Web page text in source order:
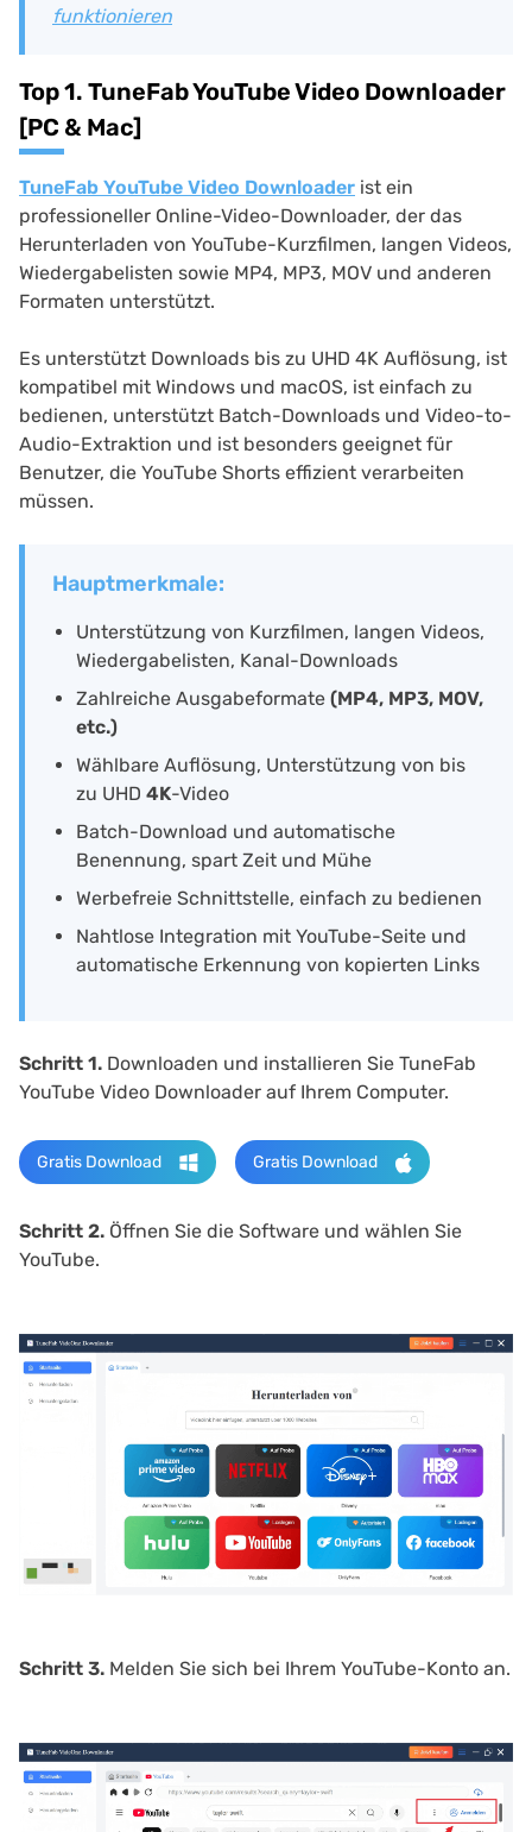
funktionieren
Top 1. TuneFab YouTube Video Downloader
[PC & Mac]
TuneFab YouTube Video Downloader ist ein
professioneller Online-Video-Downloader, der das
Herunterladen von YouTube-Kurzfilmen, langen Videos,
Wiedergabelisten sowie MP4, MP3, MOV und anderen
Formaten unterstützt.
Es unterstützt Downloads bis zu UHD 4K Auflösung, ist
kompatibel mit Windows und macOS, ist einfach zu
bedienen, unterstützt Batch-Downloads und Video-to-
Audio-Extraktion und ist besonders geeignet für
Benutzer, die YouTube Shorts effizient verarbeiten
müssen.
Hauptmerkmale:
Unterstützung von Kurzfilmen, langen Videos,
Wiedergabelisten, Kanal-Downloads
Zahlreiche Ausgabeformate (MP4, MP3, MOV,
etc.)
Wählbare Auflösung, Unterstützung von bis
zu UHD 4K-Video
Batch-Download und automatische
Benennung, spart Zeit und Mühe
Werbefreie Schnittstelle, einfach zu bedienen
Nahtlose Integration mit YouTube-Seite und
automatische Erkennung von kopierten Links
Schritt 1. Downloaden und installieren Sie TuneFab
YouTube Video Downloader auf Ihrem Computer.
Gratis Download Gratis Download
Schritt 2. Öffnen Sie die Software und wählen Sie
YouTube.
Schritt 3. Melden Sie sich bei Ihrem YouTube-Konto an.